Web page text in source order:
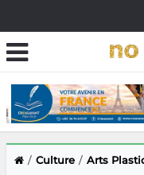
Culture Arts